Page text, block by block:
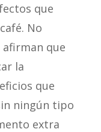
que
No
que
la
que
ningún tipo
extra